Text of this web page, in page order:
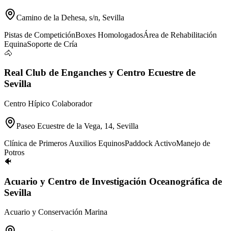
Camino de la Dehesa, s/n, Sevilla
Pistas de CompeticiónBoxes HomologadosÁrea de Rehabilitación
EquinaSoporte de Cría
🐴
Real Club de Enganches y Centro Ecuestre de
Sevilla
Centro Hípico Colaborador
Paseo Ecuestre de la Vega, 14, Sevilla
Clínica de Primeros Auxilios EquinosPaddock ActivoManejo de
Potros
🐠
Acuario y Centro de Investigación Oceanográfica de
Sevilla
Acuario y Conservación Marina